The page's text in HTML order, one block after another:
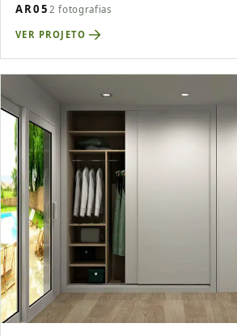
AR05 2 fotografias
VER PROJETO